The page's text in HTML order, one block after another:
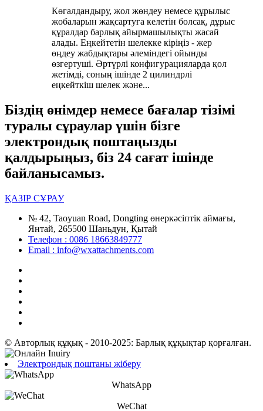
Көгалдандыру, жол жөндеу немесе құрылыс
жобаларын жақсартуға келетін болсақ, дұрыс
құралдар барлық айырмашылықты жасай
алады. Еңкейтетін шелекке кіріңіз - жер
өңдеу жабдықтары әлеміндегі ойынды
өзгертуші. Әртүрлі конфигурацияларда қол
жетімді, соның ішінде 2 цилиндрлі
еңкейткіш шелек және...
Біздің өнімдер немесе бағалар тізімі
туралы сұраулар үшін бізге
электрондық поштаңызды
қалдырыңыз, біз 24 сағат ішінде
байланысамыз.
ҚАЗІР СҰРАУ
№ 42, Taoyuan Road, Dongting өнеркәсіптік аймағы,
Янтай, 265500 Шаньдун, Қытай
Телефон : 0086 18663849777
Email : info@wxattachments.com
© Авторлық құқық - 2010-2025: Барлық құқықтар қорғалған.
Электрондық поштаны жіберу
WhatsApp
WeChat